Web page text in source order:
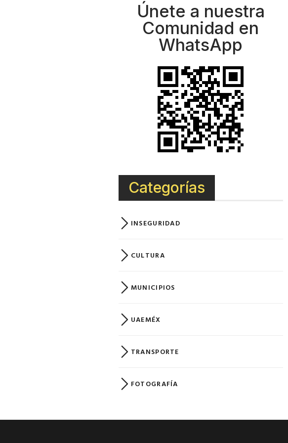
Únete a nuestra
Comunidad en
WhatsApp
Categorías
INSEGURIDAD
CULTURA
MUNICIPIOS
UAEMÉX
TRANSPORTE
FOTOGRAFÍA